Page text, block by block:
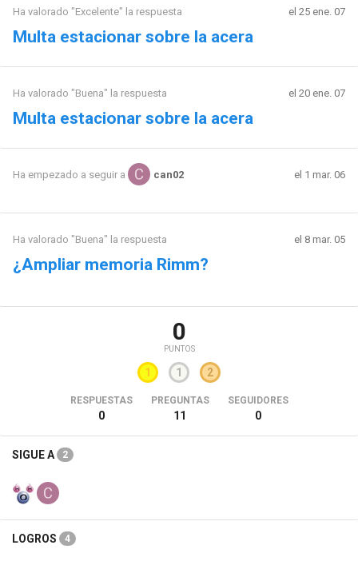
Ha valorado "Excelente" la respuesta el 25 ene. 07
Multa estacionar sobre la acera
Ha valorado "Buena" la respuesta el 20 ene. 07
Multa estacionar sobre la acera
Ha empezado a seguir a can02 el 1 mar. 06
Ha valorado "Buena" la respuesta el 8 mar. 05
¿Ampliar memoria Rimm?
0
PUNTOS
1 1 2
RESPUESTAS
0
PREGUNTAS
11
SEGUIDORES
0
SIGUE A 2
LOGROS 4